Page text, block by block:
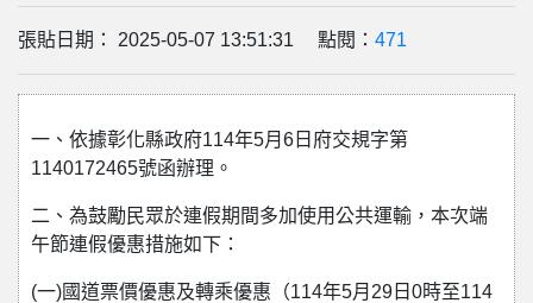
張貼日期： 2025-05-07 13:51:31 點閱： 471
一、依據彰化縣政府114年5月6日府交規字第
1140172465號函辦理。
二、為鼓勵民眾於連假期間多加使用公共運輸，本次端
午節連假優惠措施如下：
(一)國道票價優惠及轉乘優惠（114年5月29日0時至114